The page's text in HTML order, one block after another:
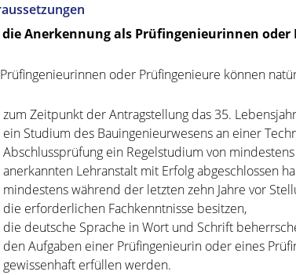
Anerkennung als Prüfingenieurinnen oder
oder Prüfingenieure können
zum Zeitpunkt der Antragstellung das 35.
ein Studium des Bauingenieurwesens an einer
Abschlussprüfung ein Regelstudium von
anerkannten Lehranstalt mit Erfolg abgeschlossen
mindestens während der letzten zehn Jahre vor
die erforderlichen Fachkenntnisse besitzen,
die deutsche Sprache in Wort und Schrift
den Aufgaben einer Prüfingenieurin oder eines
gewissenhaft erfüllen werden.